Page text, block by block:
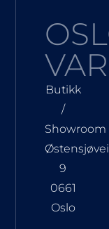
Butikk
/
Showroom
9
0661
Oslo